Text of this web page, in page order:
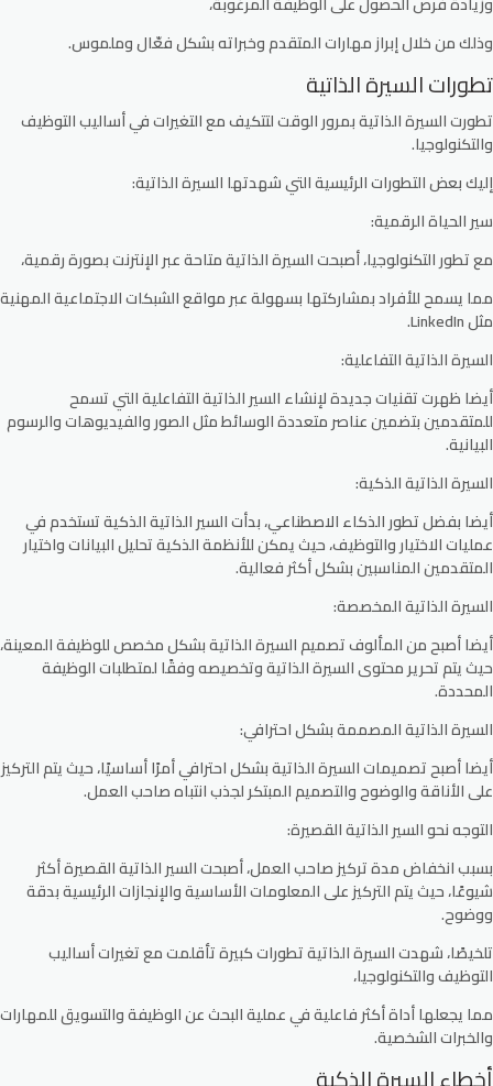
وذلك من خلال إبراز مهارات المتقدم وخبراته بشكل فعّال وملموس.
تطورات السيرة الذاتية
تطورت السيرة الذاتية بمرور الوقت لتتكيف مع التغيرات في أساليب التوظيف
والتكنولوجيا.
إليك بعض التطورات الرئيسية التي شهدتها السيرة الذاتية:
سير الحياة الرقمية:
مع تطور التكنولوجيا، أصبحت السيرة الذاتية متاحة عبر الإنترنت بصورة رقمية،
مما يسمح للأفراد بمشاركتها بسهولة عبر مواقع الشبكات الاجتماعية المهنية
مثل LinkedIn.
السيرة الذاتية التفاعلية:
أيضا ظهرت تقنيات جديدة لإنشاء السير الذاتية التفاعلية التي تسمح
للمتقدمين بتضمين عناصر متعددة الوسائط مثل الصور والفيديوهات والرسوم
البيانية.
السيرة الذاتية الذكية:
أيضا بفضل تطور الذكاء الاصطناعي، بدأت السير الذاتية الذكية تستخدم في
عمليات الاختيار والتوظيف، حيث يمكن للأنظمة الذكية تحليل البيانات واختيار
المتقدمين المناسبين بشكل أكثر فعالية.
السيرة الذاتية المخصصة:
أيضا أصبح من المألوف تصميم السيرة الذاتية بشكل مخصص للوظيفة المعينة،
حيث يتم تحرير محتوى السيرة الذاتية وتخصيصه وفقًا لمتطلبات الوظيفة
المحددة.
السيرة الذاتية المصممة بشكل احترافي:
أيضا أصبح تصميمات السيرة الذاتية بشكل احترافي أمرًا أساسيًا، حيث يتم التركيز
على الأناقة والوضوح والتصميم المبتكر لجذب انتباه صاحب العمل.
التوجه نحو السير الذاتية القصيرة:
بسبب انخفاض مدة تركيز صاحب العمل، أصبحت السير الذاتية القصيرة أكثر
شيوعًا، حيث يتم التركيز على المعلومات الأساسية والإنجازات الرئيسية بدقة
ووضوح.
تلخيصًا، شهدت السيرة الذاتية تطورات كبيرة تأقلمت مع تغيرات أساليب
التوظيف والتكنولوجيا،
مما يجعلها أداة أكثر فاعلية في عملية البحث عن الوظيفة والتسويق للمهارات
والخبرات الشخصية.